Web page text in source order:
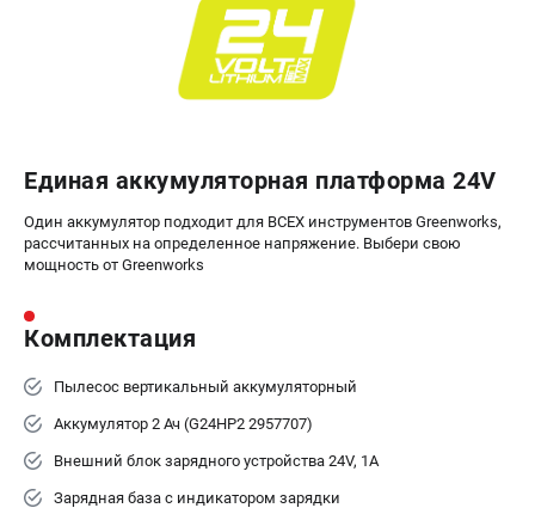
Шлифмашины орбитальные
Шлифмашины угловые
АКСЕССУАРЫ
Аккумуляторные батареи
Зарядные устройства
Принадлежности для триммеров
Принадлежности для газонокосилок
ТЕЛЕФОН (САНКТ-ПЕТЕРБУРГ)
Информация размещённая на сайте не является публичной
офертой.
Единая аккумуляторная платформа 24V
Один аккумулятор подходит для ВСЕХ инструментов Greenworks,
рассчитанных на определенное напряжение. Выбери свою
мощность от Greenworks
Комплектация
Пылесос вертикальный аккумуляторный
Аккумулятор 2 Ач (G24HP2 2957707)
Внешний блок зарядного устройства 24V, 1А
Зарядная база с индикатором зарядки